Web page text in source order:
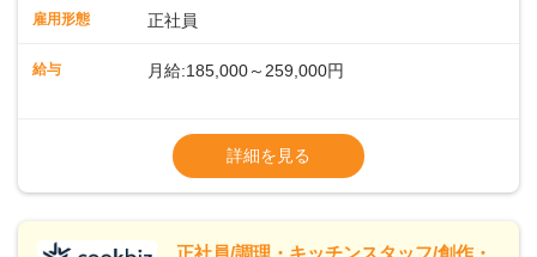
品発注、食数管理も担当していただきます。各時間帯スタッ
や育成業務もあるため、スキルアップを目指せます。お産前
雇用形態 正社員
給与 月給:185,000～259,000円
※試用期間3か月間（期間中、給与待遇変更
なし）
※経験年数を考慮の上、決定します。＜年収
例＞300万円~420万円 （賞与年3回を含む）
＞＞＞パートスタッフも同時募集中！時給
詳細を見る